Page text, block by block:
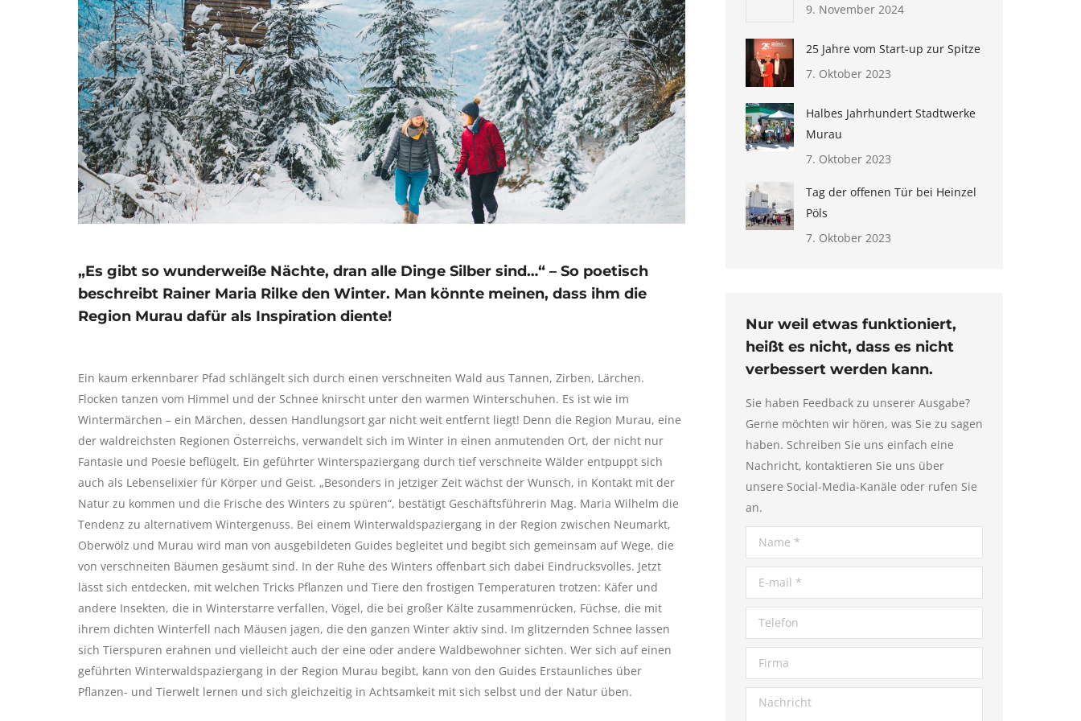
„Es gibt so wunderweiße Nächte, dran alle Dinge Silber sind…“ – So poetisch
beschreibt Rainer Maria Rilke den Winter. Man könnte meinen, dass ihm die
Region Murau dafür als Inspiration diente!
Ein kaum erkennbarer Pfad schlängelt sich durch einen verschneiten Wald aus Tannen, Zirben, Lärchen.
Flocken tanzen vom Himmel und der Schnee knirscht unter den warmen Winterschuhen. Es ist wie im
Wintermärchen – ein Märchen, dessen Handlungsort gar nicht weit entfernt liegt! Denn die Region Murau, eine
der waldreichsten Regionen Österreichs, verwandelt sich im Winter in einen anmutenden Ort, der nicht nur
Fantasie und Poesie beflügelt. Ein geführter Winterspaziergang durch tief verschneite Wälder entpuppt sich
auch als Lebenselixier für Körper und Geist. „Besonders in jetziger Zeit wächst der Wunsch, in Kontakt mit der
Natur zu kommen und die Frische des Winters zu spüren“, bestätigt Geschäftsführerin Mag. Maria Wilhelm die
Tendenz zu alternativem Wintergenuss. Bei einem Winterwaldspaziergang in der Region zwischen Neumarkt,
Oberwölz und Murau wird man von ausgebildeten Guides begleitet und begibt sich gemeinsam auf Wege, die
von verschneiten Bäumen gesäumt sind. In der Ruhe des Winters offenbart sich dabei Eindrucksvolles. Jetzt
lässt sich entdecken, mit welchen Tricks Pflanzen und Tiere den frostigen Temperaturen trotzen: Käfer und
andere Insekten, die in Winterstarre verfallen, Vögel, die bei großer Kälte zusammenrücken, Füchse, die mit
ihrem dichten Winterfell nach Mäusen jagen, die den ganzen Winter aktiv sind. Im glitzernden Schnee lassen
sich Tierspuren erahnen und vielleicht auch der eine oder andere Waldbewohner sichten. Wer sich auf einen
geführten Winterwaldspaziergang in der Region Murau begibt, kann von den Guides Erstaunliches über
Pflanzen- und Tierwelt lernen und sich gleichzeitig in Achtsamkeit mit sich selbst und der Natur üben.
9. November 2024
25 Jahre vom Start-up zur Spitze
7. Oktober 2023
Halbes Jahrhundert Stadtwerke
Murau
7. Oktober 2023
Tag der offenen Tür bei Heinzel
Pöls
7. Oktober 2023
Nur weil etwas funktioniert,
heißt es nicht, dass es nicht
verbessert werden kann.
Sie haben Feedback zu unserer Ausgabe?
Gerne möchten wir hören, was Sie zu sagen
haben. Schreiben Sie uns einfach eine
Nachricht, kontaktieren Sie uns über
unsere Social-Media-Kanäle oder rufen Sie
an.
Name *
E-mail *
Telefon
Firma
Nachricht